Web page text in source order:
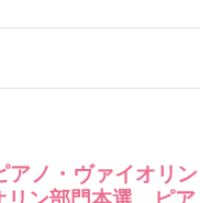
アノ・ヴァイオリ